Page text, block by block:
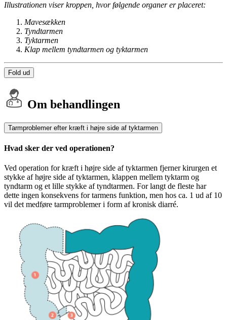
Illustrationen viser kroppen, hvor følgende organer er placeret:
Mavesækken
Tyndtarmen
Tyktarmen
Klap mellem tyndtarmen og tyktarmen
Fold ud
Om behandlingen
Tarmproblemer efter kræft i højre side af tyktarmen
Hvad sker der ved operationen?
Ved operation for kræft i højre side af tyktarmen fjerner kirurgen et
stykke af højre side af tyktarmen, klappen mellem tyktarm og
tyndtarm og et lille stykke af tyndtarmen. For langt de fleste har
dette ingen konsekvens for tarmens funktion, men hos ca. 1 ud af 10
vil det medføre tarmproblemer i form af kronisk diarré.